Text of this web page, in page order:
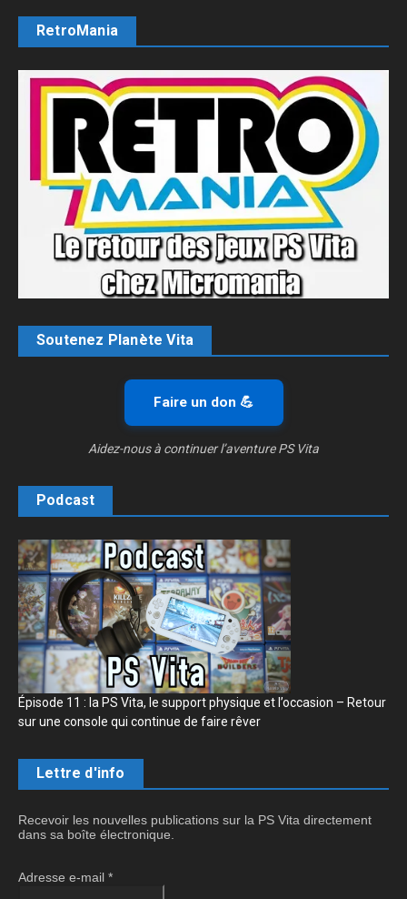
RetroMania
Soutenez Planète Vita
Faire un don 💪
Aidez-nous à continuer l’aventure PS Vita
Podcast
Épisode 11 : la PS Vita, le support physique et l’occasion – Retour
sur une console qui continue de faire rêver
Lettre d'info
Recevoir les nouvelles publications sur la PS Vita directement
dans sa boîte électronique.
Adresse e-mail *